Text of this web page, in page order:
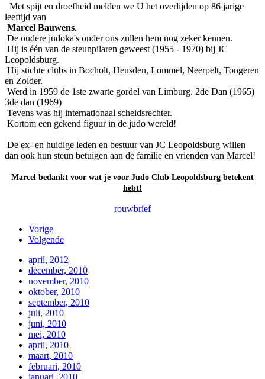
Met spijt en droefheid melden we U het overlijden op 86 jarige
leeftijd van
Marcel Bauwens.
De oudere judoka's onder ons zullen hem nog zeker kennen.
Hij is één van de steunpilaren geweest (1955 - 1970) bij JC
Leopoldsburg.
Hij stichte clubs in Bocholt, Heusden, Lommel, Neerpelt, Tongeren
en Zolder.
Werd in 1959 de 1ste zwarte gordel van Limburg. 2de Dan (1965)
3de dan (1969)
Tevens was hij internationaal scheidsrechter.
Kortom een gekend figuur in de judo wereld!
De ex- en huidige leden en bestuur van JC Leopoldsburg willen
dan ook hun steun betuigen aan de familie en vrienden van Marcel!
Marcel bedankt voor wat je voor Judo Club Leopoldsburg betekent
hebt!
rouwbrief
Vorige
Volgende
april, 2012
december, 2010
november, 2010
oktober, 2010
september, 2010
juli, 2010
juni, 2010
mei, 2010
april, 2010
maart, 2010
februari, 2010
januari, 2010